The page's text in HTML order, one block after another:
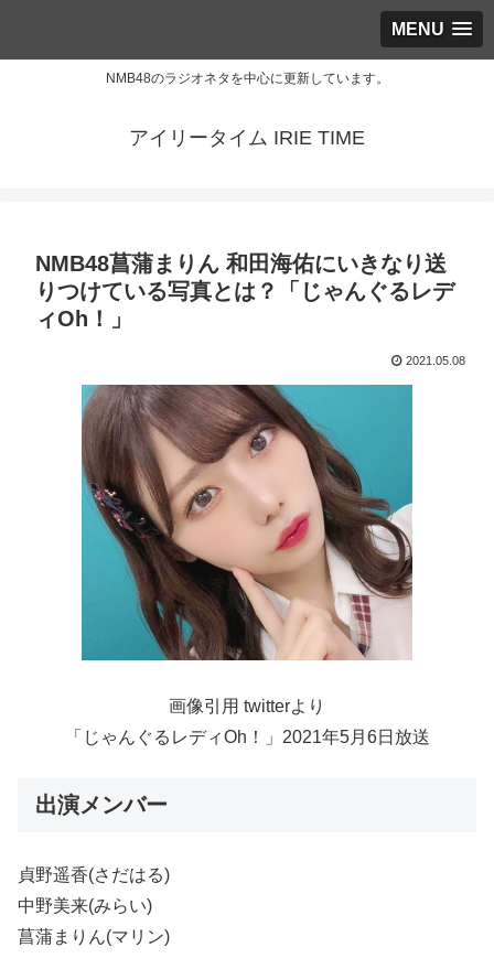
MENU
NMB48のラジオネタを中心に更新しています。
アイリータイム IRIE TIME
NMB48菖蒲まりん 和田海佑にいきなり送
りつけている写真とは？「じゃんぐるレデ
ィOh！」
2021.05.08
画像引用 twitterより
「じゃんぐるレディOh！」2021年5月6日放送
出演メンバー
貞野遥香(さだはる)
中野美来(みらい)
菖蒲まりん(マリン)